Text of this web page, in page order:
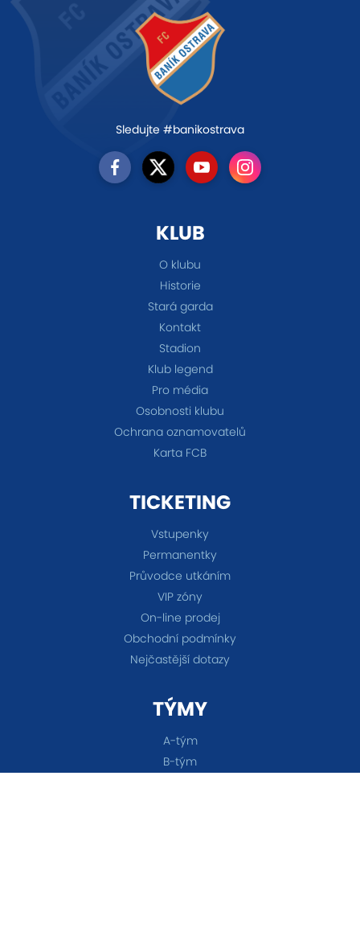
Sledujte #banikostrava
KLUB
O klubu
Historie
Stará garda
Kontakt
Stadion
Klub legend
Pro média
Osobnosti klubu
Ochrana oznamovatelů
Karta FCB
TICKETING
Vstupenky
Permanentky
Průvodce utkáním
VIP zóny
On-line prodej
Obchodní podmínky
Nejčastější dotazy
TÝMY
A-tým
B-tým